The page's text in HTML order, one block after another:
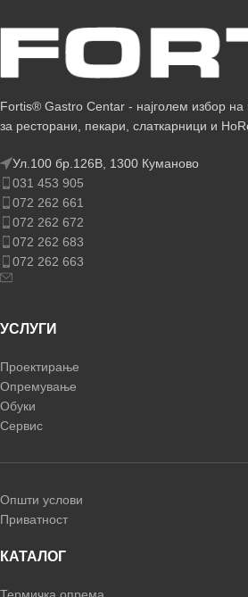
Fortis® Gastro Centar - најголем избор
за ресторани, пекари, слаткарници и
Ул.100 бр.126В, 1300 Куманово
031 453 905
072 262 661
072 262 672
072 262 683
072 262 663
УСЛУГИ
Проектирање
Опремување
Обуки
Сервис
Општи услови
Приватност
КАТАЛОГ